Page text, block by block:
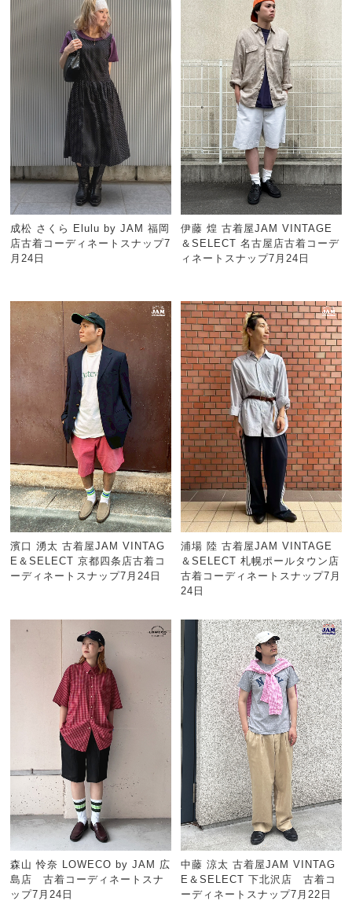
成松 さくら Elulu by JAM 福岡
店古着コーディネートスナップ7
月24日
伊藤 煌 古着屋JAM VINTAGE
＆SELECT 名古屋店古着コーデ
ィネートスナップ7月24日
濱口 湧太 古着屋JAM VINTAG
E＆SELECT 京都四条店古着コ
ーディネートスナップ7月24日
浦場 陸 古着屋JAM VINTAGE
＆SELECT 札幌ポールタウン店
古着コーディネートスナップ7月
24日
森山 怜奈 LOWECO by JAM 広
島店 古着コーディネートスナ
ップ7月24日
中藤 涼太 古着屋JAM VINTAG
E＆SELECT 下北沢店 古着コ
ーディネートスナップ7月22日